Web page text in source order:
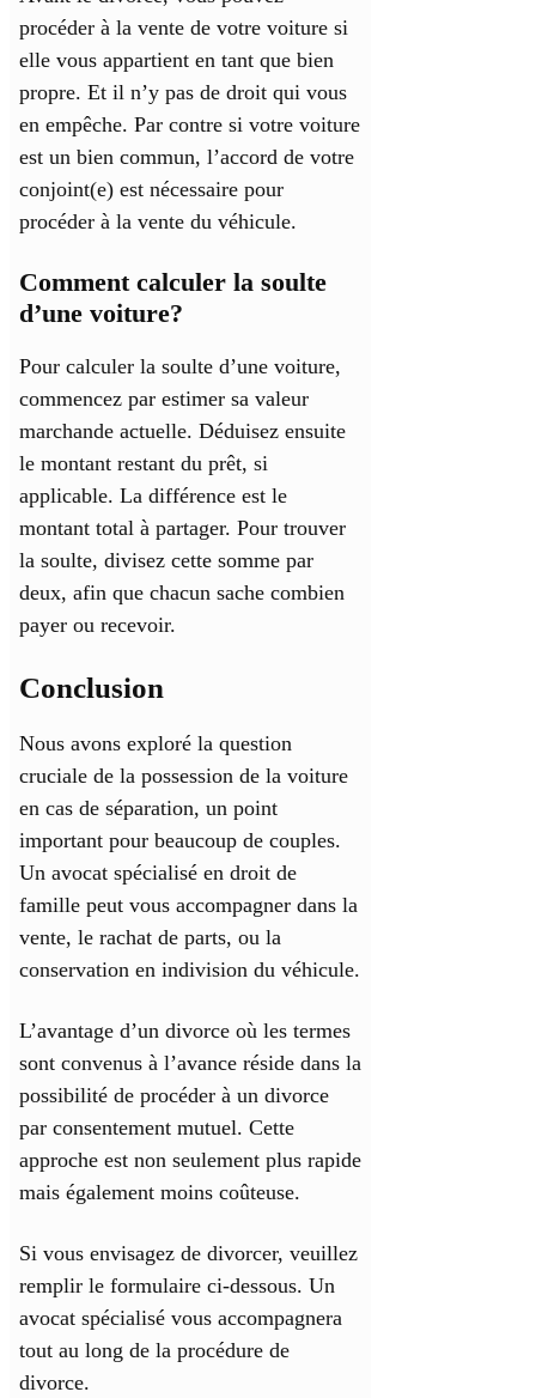
procéder à la vente de votre voiture si
elle vous appartient en tant que bien
propre. Et il n’y pas de droit qui vous
en empêche. Par contre si votre voiture
est un bien commun, l’accord de votre
conjoint(e) est nécessaire pour
procéder à la vente du véhicule.
Comment calculer la soulte
d’une voiture?
Pour calculer la soulte d’une voiture,
commencez par estimer sa valeur
marchande actuelle. Déduisez ensuite
le montant restant du prêt, si
applicable. La différence est le
montant total à partager. Pour trouver
la soulte, divisez cette somme par
deux, afin que chacun sache combien
payer ou recevoir.
Conclusion
Nous avons exploré la question
cruciale de la possession de la voiture
en cas de séparation, un point
important pour beaucoup de couples.
Un avocat spécialisé en droit de
famille peut vous accompagner dans la
vente, le rachat de parts, ou la
conservation en indivision du véhicule.
L’avantage d’un divorce où les termes
sont convenus à l’avance réside dans la
possibilité de procéder à un divorce
par consentement mutuel. Cette
approche est non seulement plus rapide
mais également moins coûteuse.
Si vous envisagez de divorcer, veuillez
remplir le formulaire ci-dessous. Un
avocat spécialisé vous accompagnera
tout au long de la procédure de
divorce.